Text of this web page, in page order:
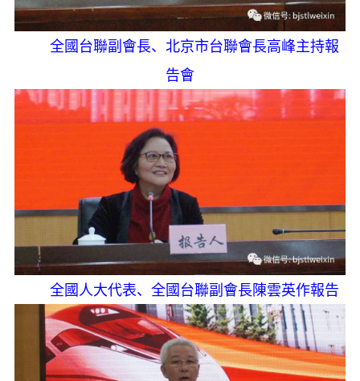
全國台聯副會長、北京市台聯會長高峰主持報
告會
全國人大代表、全國台聯副會長陳雲英作報告